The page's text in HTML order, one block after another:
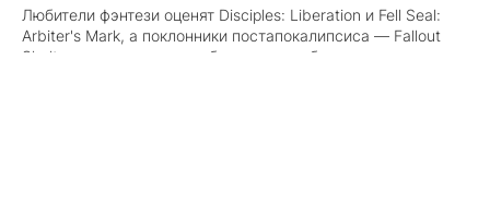
Любители фэнтези оценят Disciples: Liberation и Fell Seal:
Arbiter's Mark, а поклонники постапокалипсиса — Fallout
Shelter, где управление убежищем требует внимания к